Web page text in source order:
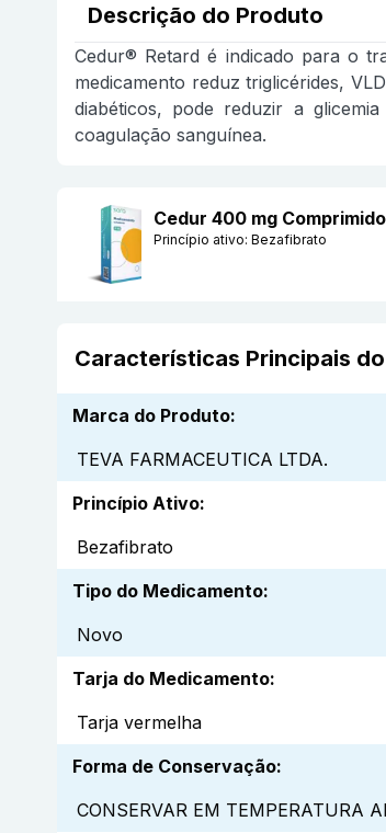
Descrição do Produto
Cedur® Retard é indicado para o
medicamento reduz triglicérides,
diabéticos, pode reduzir a
coagulação sanguínea.
Cedur 400 mg
Princípio ativo: Bezafibrato
Características Principais
Marca do Produto:
TEVA FARMACEUTICA LTDA.
Princípio Ativo:
Bezafibrato
Tipo do Medicamento:
Novo
Tarja do Medicamento:
Tarja vermelha
Forma de Conservação:
CONSERVAR EM TEMPERATURA